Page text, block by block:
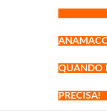
QUANDO